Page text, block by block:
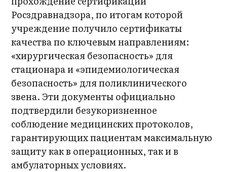
Росздравнадзора, по итогам которой
учреждение получило сертификаты
качества по ключевым направлениям:
«хирургическая безопасность» для
стационара и «эпидемиологическая
безопасность» для поликлинического
звена. Эти документы официально
подтвердили безукоризненное
соблюдение медицинских протоколов,
гарантирующих пациентам максимальную
защиту как в операционных, так и в
амбулаторных условиях.